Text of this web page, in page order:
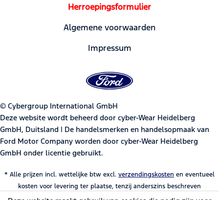
Herroepingsformulier
Algemene voorwaarden
Impressum
© Cybergroup International GmbH
Deze website wordt beheerd door cyber-Wear Heidelberg
GmbH, Duitsland | De handelsmerken en handelsopmaak van
Ford Motor Company worden door cyber-Wear Heidelberg
GmbH onder licentie gebruikt.
* Alle prijzen incl. wettelijke btw excl. verzendingskosten en eventueel
kosten voor levering ter plaatse, tenzij anderszins beschreven